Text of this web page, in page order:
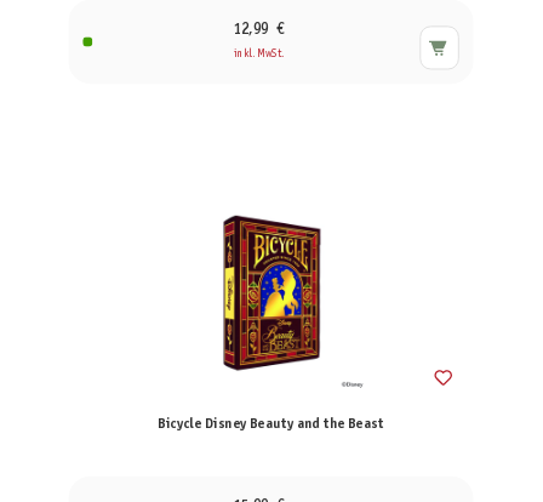
12,99 €
inkl. MwSt.
Bicycle Disney Beauty and the Beast